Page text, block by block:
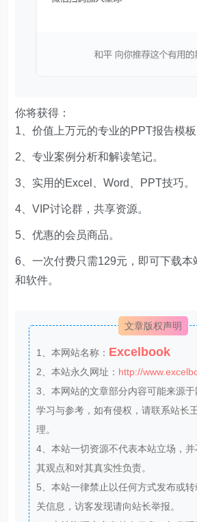
你将获得：
1、价值上万元的专业的PPT报告模板
2、专业案例分析和解读笔记。
3、实用的Excel、Word、PPT技巧。
4、VIP讨论群，共享资源。
5、优惠的会员商品。
6、一次付费只需129元，即可下载本
和软件。
文章版权声明
1、本网站名称： Excelbook
2、本站永久网址： http://
3、本网站的文章部分内容可能来源
学习与参考，如有侵权，请联系站长
理。
4、本站一切资源不代表本站立场，
其观点和对其真实性负责。
5、本站一律禁止以任何方式发布或
关信息，访客发现请向站长举报。